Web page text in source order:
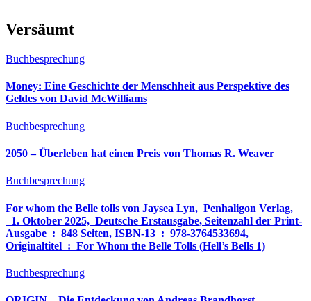
Versäumt
Buchbesprechung
Money: Eine Geschichte der Menschheit aus Perspektive des
Geldes von David McWilliams
Buchbesprechung
2050 – Überleben hat einen Preis von Thomas R. Weaver
Buchbesprechung
For whom the Belle tolls von Jaysea Lyn, ‎ Penhaligon Verlag,
‎ 1. Oktober 2025, ‎ Deutsche Erstausgabe, Seitenzahl der Print-
Ausgabe ‏ : ‎ 848 Seiten, ISBN-13 ‏ : ‎ 978-3764533694,
Originaltitel ‏ : ‎ For Whom the Belle Tolls (Hell’s Bells 1)
Buchbesprechung